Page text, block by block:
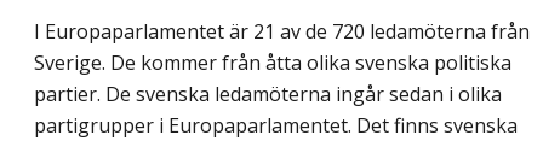
I Europaparlamentet är 21 av de 720 ledamöterna från
Sverige. De kommer från åtta olika svenska politiska
partier. De svenska ledamöterna ingår sedan i olika
partigrupper i Europaparlamentet. Det finns svenska